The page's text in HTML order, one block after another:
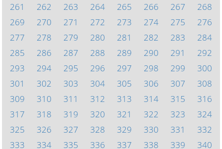
261
262 263 264 265 266 267
268
269
270 271 272 273 274 275
276
277
278 279 280 281 282 283
284
285
286 287 288 289 290 291
292
293
294 295 296 297 298 299
300
301
302 303 304 305 306 307
308
309
310 311 312 313 314 315
316
317
318 319 320 321 322 323
324
325
326 327 328 329 330 331
332
333
334 335 336 337 338 339 340